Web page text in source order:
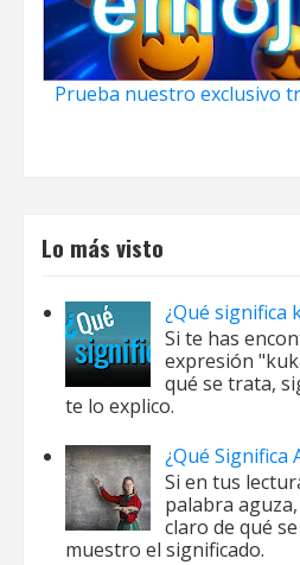
Prueba nuestro exclusivo
Lo más visto
¿Qué significa
Si te has
expresión
qué se trata,
te lo explico.
¿Qué Significa
Si en tus
palabra
claro de qué
muestro el significado.